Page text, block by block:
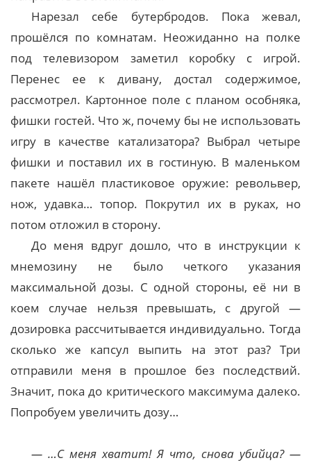
Нарезал себе бутербродов. Пока жевал,
прошёлся по комнатам. Неожиданно на полке
под телевизором заметил коробку с игрой.
Перенес ее к дивану, достал содержимое,
рассмотрел. Картонное поле с планом особняка,
фишки гостей. Что ж, почему бы не использовать
игру в качестве катализатора? Выбрал четыре
фишки и поставил их в гостиную. В маленьком
пакете нашёл пластиковое оружие: револьвер,
нож, удавка… топор. Покрутил их в руках, но
потом отложил в сторону.
До меня вдруг дошло, что в инструкции к
мнемозину не было четкого указания
максимальной дозы. С одной стороны, её ни в
коем случае нельзя превышать, с другой —
дозировка рассчитывается индивидуально. Тогда
сколько же капсул выпить на этот раз? Три
отправили меня в прошлое без последствий.
Значит, пока до критического максимума далеко.
Попробуем увеличить дозу…
— …С меня хватит! Я что, снова убийца? —